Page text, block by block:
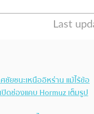
ยชนะเหนืออิหร่าน แม้ไร้ข้อ
ดช่องแคบ Hormuz เต็มรูป